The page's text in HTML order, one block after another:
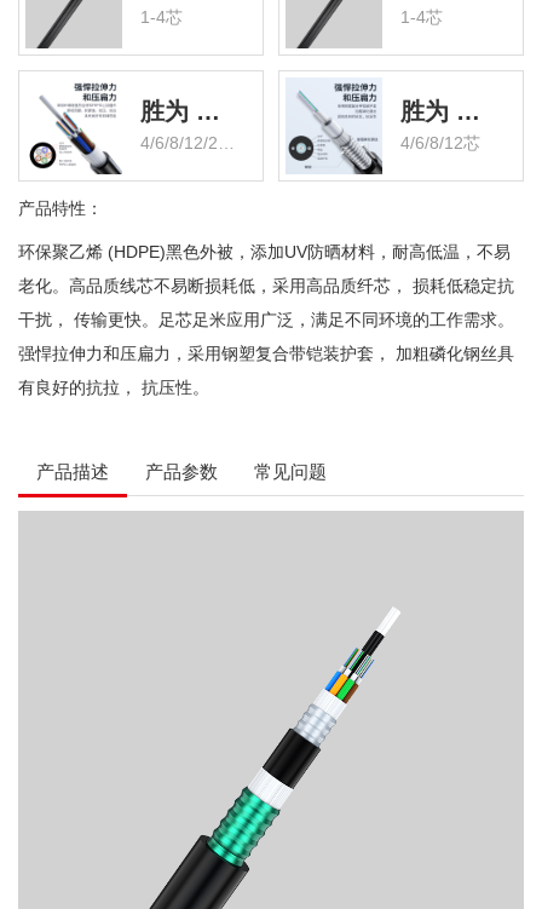
1-4芯 1-4芯
胜为 GYFTZY层绞式 单模 室外非金属光缆 胜为 GYXTZW中心束管式 单模 室外铠装光缆
4/6/8/12芯
产品特性：
环保聚乙烯 (HDPE)黑色外被，添加UV防晒材料，耐高低温，不易
老化。高品质线芯不易断损耗低，采用高品质纤芯， 损耗低稳定抗
干扰， 传输更快。足芯足米应用广泛，满足不同环境的工作需求。
强悍拉伸力和压扁力，采用钢塑复合带铠装护套， 加粗磷化钢丝具
有良好的抗拉， 抗压性。
产品描述 产品参数 常见问题